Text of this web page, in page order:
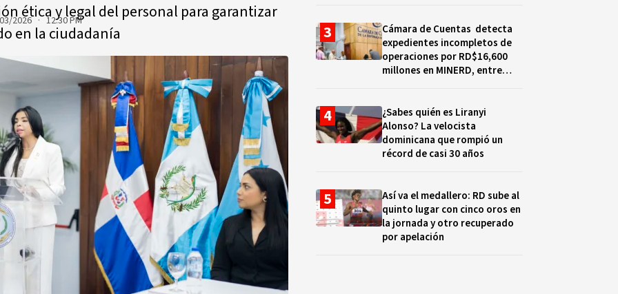
ética y legal del personal para garantizar
en la ciudadanía
2026 · 12:30 PM
Cámara de Cuentas detecta
expedientes incompletos de
operaciones por RD$16,600
millones en MINERD, entre
¿Sabes quién es Liranyi
Alonso? La velocista
dominicana que rompió un
récord de casi 30 años
Así va el medallero: RD sube al
quinto lugar con cinco oros en
la jornada y otro recuperado
por apelación